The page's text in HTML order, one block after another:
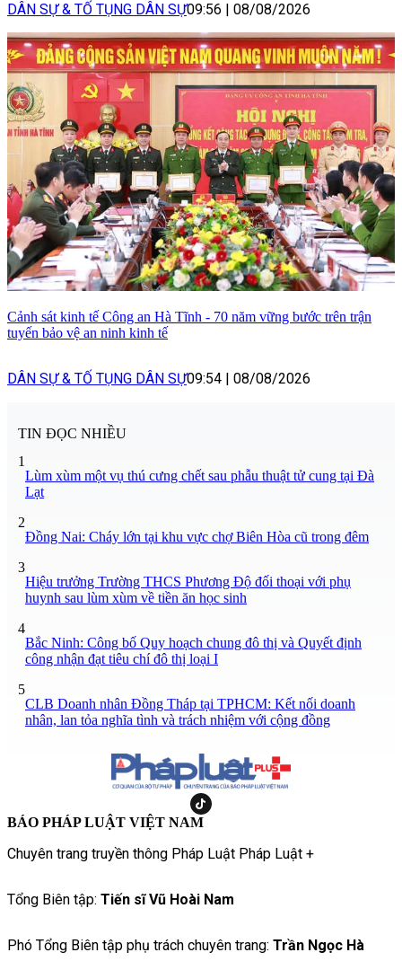
DÂN SỰ & TỐ TỤNG DÂN SỰ09:56 08/08/2026
Cảnh sát kinh tế Công an Hà Tĩnh - 70 năm vững bước trên trận
tuyến bảo vệ an ninh kinh tế
DÂN SỰ & TỐ TỤNG DÂN SỰ09:54 08/08/2026
TIN ĐỌC NHIỀU
1
Lùm xùm một vụ thú cưng chết sau phẫu thuật tử cung tại Đà
Lạt
2
Đồng Nai: Cháy lớn tại khu vực chợ Biên Hòa cũ trong đêm
3
Hiệu trưởng Trường THCS Phương Độ đối thoại với phụ
huynh sau lùm xùm về tiền ăn học sinh
4
Bắc Ninh: Công bố Quy hoạch chung đô thị và Quyết định
công nhận đạt tiêu chí đô thị loại I
5
CLB Doanh nhân Đồng Tháp tại TPHCM: Kết nối doanh
nhân, lan tỏa nghĩa tình và trách nhiệm với cộng đồng
BÁO PHÁP LUẬT VIỆT NAM
Chuyên trang truyền thông Pháp Luật Pháp Luật +
Tổng Biên tập: Tiến sĩ Vũ Hoài Nam
Phó Tổng Biên tập phụ trách chuyên trang: Trần Ngọc Hà